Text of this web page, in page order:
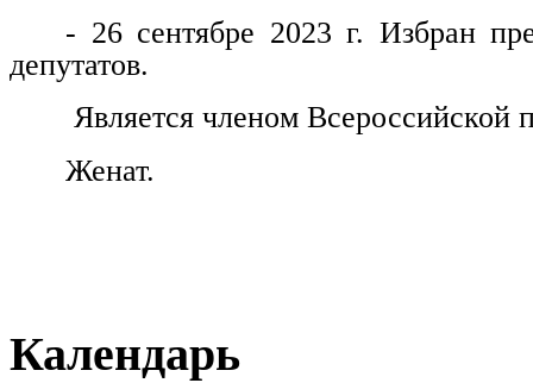
- 26 сентябре 2023 г. Избран
депутатов.
Является членом Всероссийской
Женат.
Календарь